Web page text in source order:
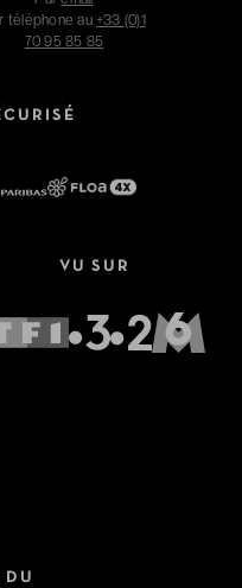
téléphone au +33 (0)1
70 95 85 85
VU SUR
DU